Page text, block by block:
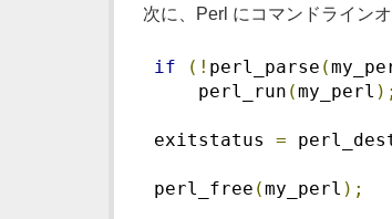
次に、Perl にコマンドライン
if (! perl_parse (
perl_run (my_perl );
exitstatus =
perl_free (my_perl );